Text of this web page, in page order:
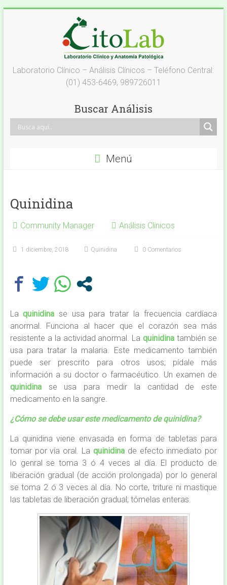
Laboratorio
Análisis
Clínicos
–
Laboratorio Clínico – Análisis Clínicos – Teléfono Central:
(01) 453-6469, 989726011
Buscar Análisis
Menú
Quinidina
Community Manager Análisis Clínicos
1 diciembre, 2018 Quinidina 0 Comentarios
Laquinidina se usa para tratar la frecuencia cardíaca
anormal. Funciona al hacer que el corazón sea más
resistente a la actividad anormal. Laquinidina también se
usa para tratar la malaria. Este medicamento también
puede ser prescrito para otros usos; pídale más
información a su doctor o farmacéutico. Un examen de
quinidinase usa para medir la cantidad de este
medicamento en la sangre.
¿Cómo se debe usar este medicamento de quinidina?
La quinidina viene envasada en forma de tabletas para
tomar por vía oral. La quinidina de efecto inmediato por
lo genral se toma 3 ó 4 veces al día. El producto de
liberación gradual (de acción prolongada) por lo general
se toma 2 ó 3 veces al día. No corte, triture ni mastique
las tabletas de liberación gradual; tómelas enteras.